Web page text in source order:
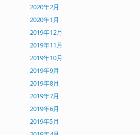
2020年2月
2020年1月
2019年12月
2019年11月
2019年10月
2019年9月
2019年8月
2019年7月
2019年6月
2019年5月